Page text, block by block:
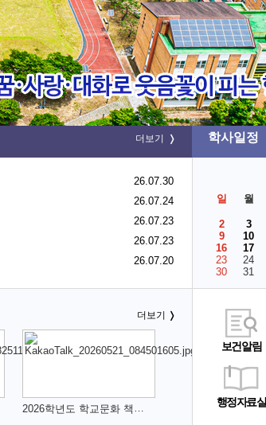
더보기
26.07.30
26.07.24
26.07.23
26.07.23
26.07.20
더보기
2026학년도 학교문화 책임규약
학사일정
일
월
2
3
9
10
16
17
23
24
30
31
보건알림
행정자료실